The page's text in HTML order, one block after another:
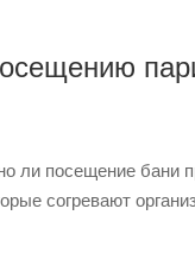
ли посещение бани
согревают